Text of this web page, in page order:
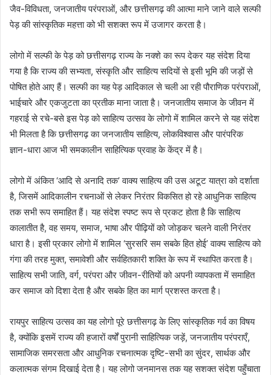
जैव-विविधता, जनजातीय परंपराओं, और छत्तीसगढ़ की आत्मा माने जाने वाले सल्फी
पेड़ की सांस्कृतिक महत्ता को भी सशक्त रूप में उजागर करता है।
लोगो में सल्फी के पेड़ को छत्तीसगढ़ राज्य के नक्शे का रूप देकर यह संदेश दिया
गया है कि राज्य की सभ्यता, संस्कृति और साहित्य सदियों से इसी भूमि की जड़ों से
पोषित होते आए हैं। सल्फी का यह पेड़ आदिकाल से चली आ रही पौराणिक परंपराओं,
भाईचारे और एकजुटता का प्रतीक माना जाता है। जनजातीय समाज के जीवन में
गहराई से रचे-बसे इस पेड़ को साहित्य उत्सव के लोगो में शामिल करने से यह संदेश
भी मिलता है कि छत्तीसगढ़ का जनजातीय साहित्य, लोकविश्वास और पारंपरिक
ज्ञान-धारा आज भी समकालीन साहित्यिक प्रवाह के केंद्र में है।
लोगो में अंकित ‘आदि से अनादि तक’ वाक्य साहित्य की उस अटूट यात्रा को दर्शाता
है, जिसमें आदिकालीन रचनाओं से लेकर निरंतर विकसित हो रहे आधुनिक साहित्य
तक सभी रूप समाहित हैं। यह संदेश स्पष्ट रूप से प्रकट होता है कि साहित्य
कालातीत है, वह समय, समाज, भाषा और पीढ़ियों को जोड़कर चलने वाली निरंतर
धारा है। इसी प्रकार लोगो में शामिल ‘सुरसरि सम सबके हित होई’ वाक्य साहित्य को
गंगा की तरह मुक्त, समावेशी और सर्वहितकारी शक्ति के रूप में स्थापित करता है।
साहित्य सभी जाति, वर्ग, परंपरा और जीवन-रीतियों को अपनी व्यापकता में समाहित
कर समाज को दिशा देता है और सबके हित का मार्ग प्रशस्त करता है।
रायपुर साहित्य उत्सव का यह लोगो पूरे छत्तीसगढ़ के लिए सांस्कृतिक गर्व का विषय
है, क्योंकि इसमें राज्य की हजारों वर्षों पुरानी साहित्यिक जड़ें, जनजातीय परंपराएँ,
सामाजिक समरसता और आधुनिक रचनात्मक दृष्टि-सभी का सुंदर, सार्थक और
कलात्मक संगम दिखाई देता है। यह लोगो जनमानस तक यह सशक्त संदेश पहुँचाता